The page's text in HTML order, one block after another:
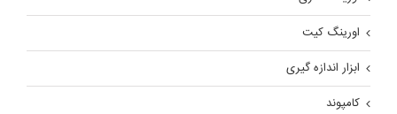
اورینگ کیت
ابزار اندازه گیری
کامپوند